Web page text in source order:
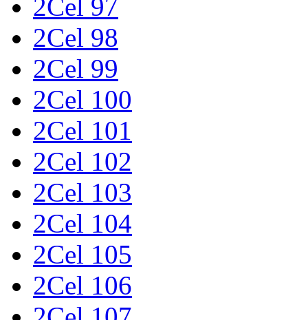
2Cel 97
2Cel 98
2Cel 99
2Cel 100
2Cel 101
2Cel 102
2Cel 103
2Cel 104
2Cel 105
2Cel 106